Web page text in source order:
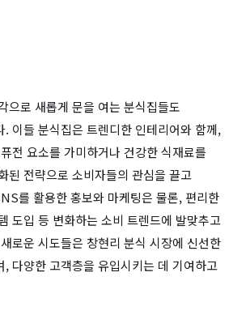
으로 새롭게 문을 여는 분식집들도
. 이들 분식집은 트렌디한 인테리어와 함께,
전 요소를 가미하거나 건강한 식재료를
된 전략으로 소비자들의 관심을 끌고
를 활용한 홍보와 마케팅은 물론, 편리한
도입 등 변화하는 소비 트렌드에 발맞추고
로운 시도들은 창현리 분식 시장에 신선한
, 다양한 고객층을 유입시키는 데 기여하고